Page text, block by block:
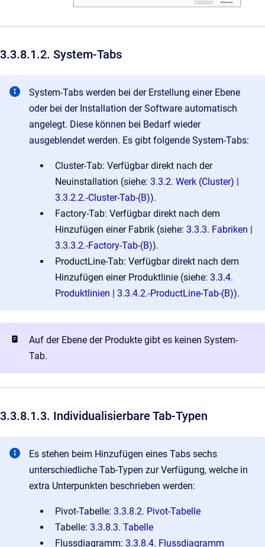
3.3.8.1.2. System-Tabs
System-Tabs werden bei der Erstellung einer Ebene
oder bei der Installation der Software automatisch
angelegt. Diese können bei Bedarf wieder
ausgeblendet werden. Es gibt folgende System-Tabs:
Cluster-Tab: Verfügbar direkt nach der
Neuinstallation (siehe: 3.3.2. Werk (Cluster) |
3.3.2.2.-Cluster-Tab-(B)).
Factory-Tab: Verfügbar direkt nach dem
Hinzufügen einer Fabrik (siehe: 3.3.3. Fabriken |
3.3.3.2.-Factory-Tab-(B)).
ProductLine-Tab: Verfügbar direkt nach dem
Hinzufügen einer Produktlinie (siehe: 3.3.4.
Produktlinien | 3.3.4.2.-ProductLine-Tab-(B)).
Auf der Ebene der Produkte gibt es keinen System-
Tab.
3.3.8.1.3. Individualisierbare Tab-Typen
Es stehen beim Hinzufügen eines Tabs sechs
unterschiedliche Tab-Typen zur Verfügung, welche in
extra Unterpunkten beschrieben werden:
Pivot-Tabelle: 3.3.8.2. Pivot-Tabelle
Tabelle: 3.3.8.3. Tabelle
Flussdiagramm: 3.3.8.4. Flussdiagramm